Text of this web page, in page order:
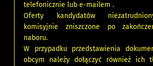
telefonicznie lub e-mailem .
Oferty kandydatów
komisyjnie zniszczone po
naboru.
W przypadku przedstawienia
obcym należy dołączyć również ich